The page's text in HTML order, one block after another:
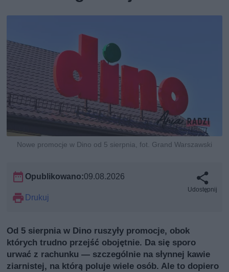
Nowe promocje w Dino od 5 sierpnia, fot. Grand Warszawski
Opublikowano:09.08.2026
Drukuj
Udostępnij
Od 5 sierpnia w Dino ruszyły promocje, obok
których trudno przejść obojętnie. Da się sporo
urwać z rachunku — szczególnie na słynnej kawie
ziarnistej, na którą poluje wiele osób. Ale to dopiero